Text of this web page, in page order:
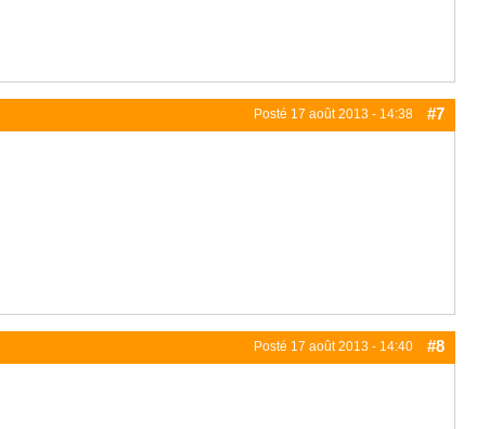
Posté 17 août 2013 - 14:38 #7
Posté 17 août 2013 - 14:40 #8